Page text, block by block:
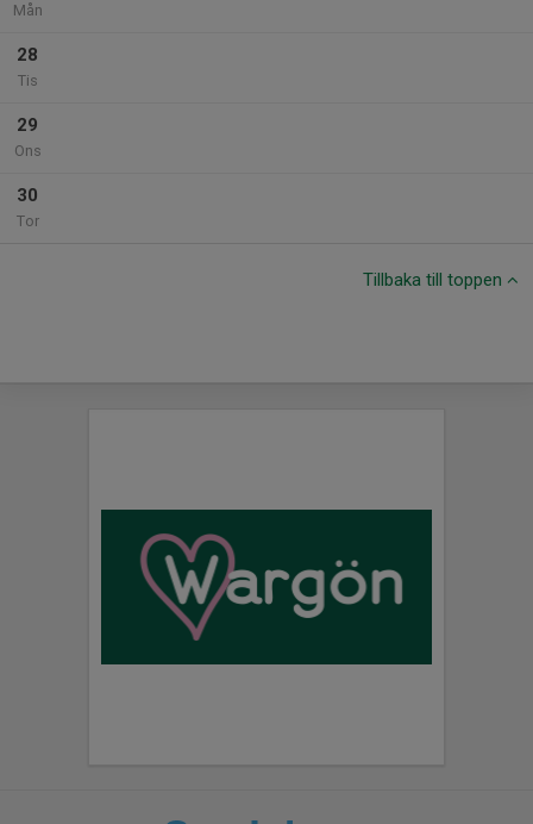
Mån
28
Tis
29
Ons
30
Tor
Tillbaka till toppen